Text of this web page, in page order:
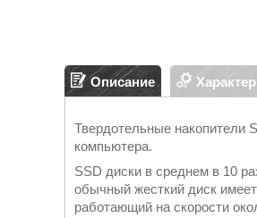
Описание
Твердотельные накопители
компьютера.
SSD диски в среднем в 10
обычный жесткий диск
работающий на скорости